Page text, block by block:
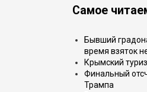
Самое
Бывший
время взяток
Крымский
Финальный
Трампа